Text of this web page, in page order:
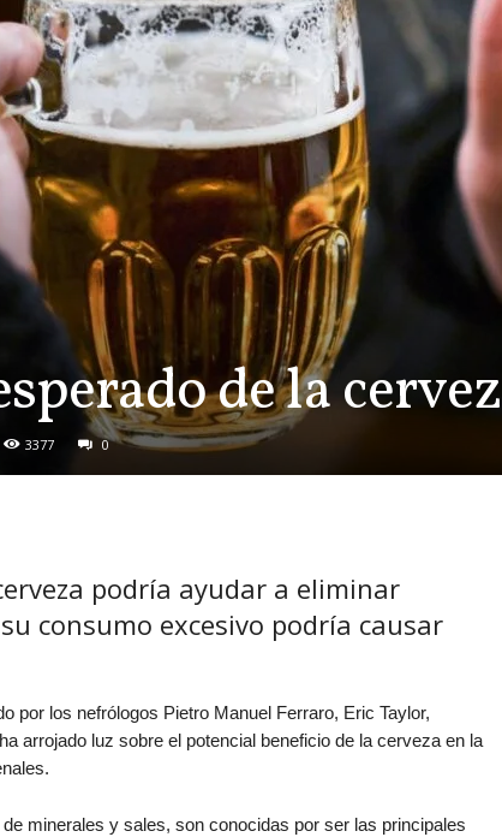
de la
3377 0
podría ayudar a eliminar
consumo excesivo podría causar
por los nefrólogos Pietro Manuel Ferraro, Eric Taylor,
arrojado luz sobre el potencial beneficio de la cerveza en la
minerales y sales, son conocidas por ser las principales